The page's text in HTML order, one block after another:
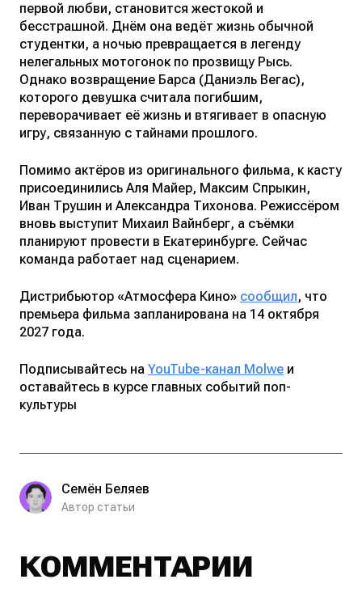
первой любви, становится жестокой и
бесстрашной. Днём она ведёт жизнь обычной
студентки, а ночью превращается в легенду
нелегальных мотогонок по прозвищу Рысь.
Однако возвращение Барса (Даниэль Вегас),
которого девушка считала погибшим,
переворачивает её жизнь и втягивает в опасную
игру, связанную с тайнами прошлого.
Помимо актёров из оригинального фильма, к касту
присоединились Аля Майер, Максим Спрыкин,
Иван Трушин и Александра Тихонова. Режиссёром
вновь выступит Михаил Вайнберг, а съёмки
планируют провести в Екатеринбурге. Сейчас
команда работает над сценарием.
Дистрибьютор «Атмосфера Кино» сообщил, что
премьера фильма запланирована на 14 октября
2027 года.
Подписывайтесь на YouTube-канал Molwe и
оставайтесь в курсе главных событий поп-
культуры
Семён Беляев
Автор статьи
КОММЕНТАРИИ